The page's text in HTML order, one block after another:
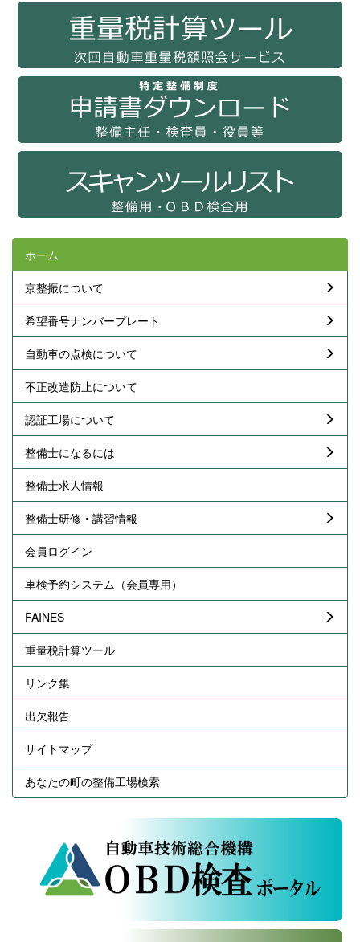
ホーム
京整振について
希望番号ナンバープレート
自動車の点検について
不正改造防止について
認証工場について
整備士になるには
整備士求人情報
整備士研修・講習情報
会員ログイン
車検予約システム（会員専用）
FAINES
重量税計算ツール
リンク集
出欠報告
サイトマップ
あなたの町の整備工場検索